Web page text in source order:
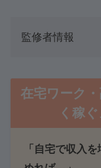
監修者情報
在宅ワーク
く稼
「自宅で収入